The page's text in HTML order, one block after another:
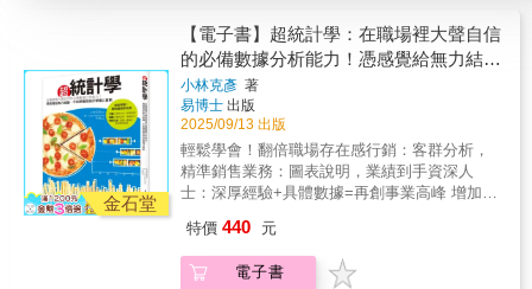
金石堂
【電子書】超統計學：在職場裡大聲自信
的必備數據分析能力！憑感覺給無力結
論，不如學幾招統計學鐵口直斷
小林克彥 著
易博士 出版
2025/09/13 出版
輕鬆學會！翻倍職場存在感行銷：客群分析，
精準銷售業務：圖表說明，業績到手資深人
士：深厚經驗+具體數據=再創事業高峰 增加郵
淇淋一定也大賣？ 沒有經過統計學分析檢證，
千萬別輕易提出結論 各行各業莫不重視的統計
學，不只是一門學科，更是有效解決問題的方
特價 440 元
電子書